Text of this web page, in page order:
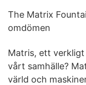
The Matrix
omdömen
Matris, ett
vårt samhälle?
värld och